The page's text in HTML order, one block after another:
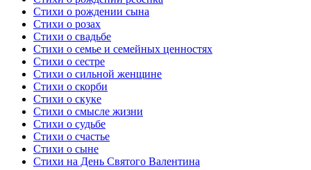
Стихи о рождении сына
Стихи о розах
Стихи о свадьбе
Стихи о семье и семейных ценностях
Стихи о сестре
Стихи о сильной женщине
Стихи о скорби
Стихи о скуке
Стихи о смысле жизни
Стихи о судьбе
Стихи о счастье
Стихи о сыне
Стихи на День Святого Валентина